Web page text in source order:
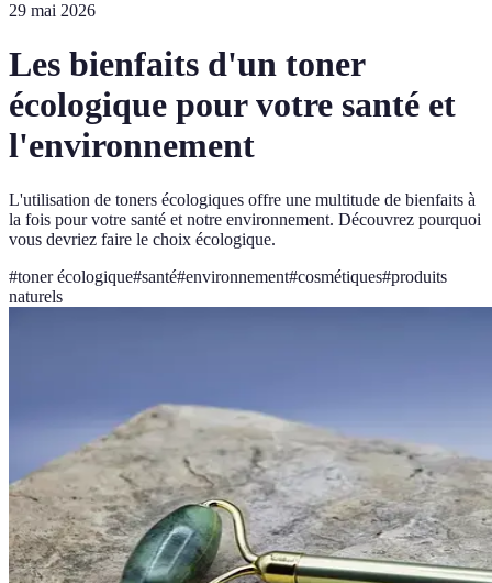
29 mai 2026
Les bienfaits d'un toner
écologique pour votre santé et
l'environnement
L'utilisation de toners écologiques offre une multitude de bienfaits à
la fois pour votre santé et notre environnement. Découvrez pourquoi
vous devriez faire le choix écologique.
#toner écologique#santé#environnement#cosmétiques#produits
naturels